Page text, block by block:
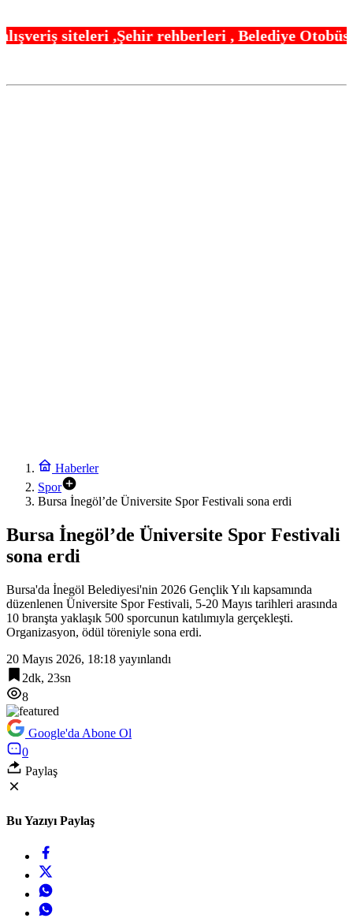
,Şehir rehberleri , Belediye
Haberler
Spor
Bursa İnegöl’de Üniversite Spor Festivali sona erdi
Bursa İnegöl’de Üniversite Spor Festivali
sona erdi
Bursa'da İnegöl Belediyesi'nin 2026 Gençlik Yılı kapsamında
düzenlenen Üniversite Spor Festivali, 5-20 Mayıs tarihleri arasında
10 branşta yaklaşık 500 sporcunun katılımıyla gerçekleşti.
Organizasyon, ödül töreniyle sona erdi.
20 Mayıs 2026, 18:18 yayınlandı
2dk, 23sn
8
Google'da Abone Ol
0
Paylaş
Bu Yazıyı Paylaş